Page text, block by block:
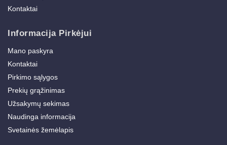
Kontaktai
Informacija Pirkėjui
Mano paskyra
Kontaktai
Pirkimo sąlygos
Prekių grąžinimas
Užsakymų sekimas
Naudinga informacija
Svetainės žemėlapis